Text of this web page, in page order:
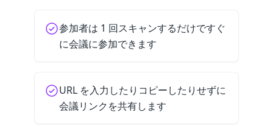
参加者は 1 回スキャンするだけですぐ
に会議に参加できます
URL を入力したりコピーしたりせずに
会議リンクを共有します